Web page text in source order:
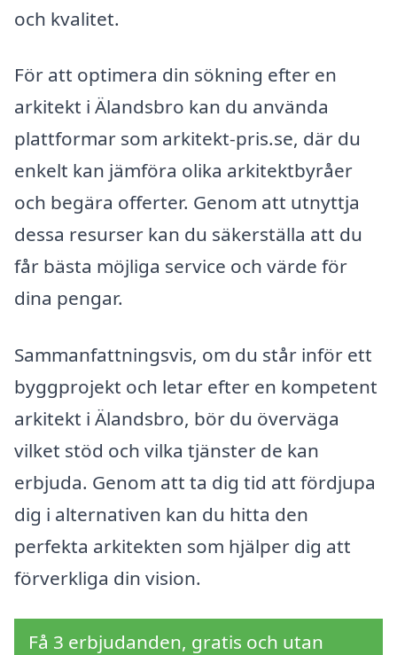
och kvalitet.
För att optimera din sökning efter en
arkitekt i Älandsbro kan du använda
plattformar som arkitekt-pris.se, där du
enkelt kan jämföra olika arkitektbyråer
och begära offerter. Genom att utnyttja
dessa resurser kan du säkerställa att du
får bästa möjliga service och värde för
dina pengar.
Sammanfattningsvis, om du står inför ett
byggprojekt och letar efter en kompetent
arkitekt i Älandsbro, bör du överväga
vilket stöd och vilka tjänster de kan
erbjuda. Genom att ta dig tid att fördjupa
dig i alternativen kan du hitta den
perfekta arkitekten som hjälper dig att
förverkliga din vision.
Få 3 erbjudanden, gratis och utan